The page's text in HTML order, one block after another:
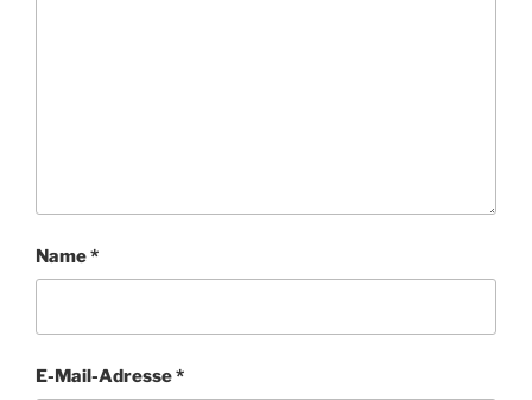
Name*
E-Mail-Adresse*